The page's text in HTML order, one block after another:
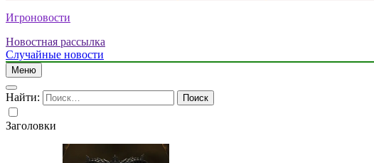
Игроновости
Новостная рассылка
Случайные новости
Меню
Найти:
Заголовки